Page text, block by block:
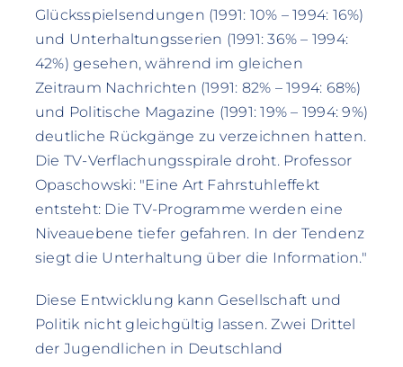
Glücksspielsendungen (1991: 10% – 1994: 16%)
und Unterhaltungsserien (1991: 36% – 1994:
42%) gesehen, während im gleichen
Zeitraum Nachrichten (1991: 82% – 1994: 68%)
und Politische Magazine (1991: 19% – 1994: 9%)
deutliche Rückgänge zu verzeichnen hatten.
Die TV-Verflachungsspirale droht. Professor
Opaschowski: "Eine Art Fahrstuhleffekt
entsteht: Die TV-Programme werden eine
Niveauebene tiefer gefahren. In der Tendenz
siegt die Unterhaltung über die Information."
Diese Entwicklung kann Gesellschaft und
Politik nicht gleichgültig lassen. Zwei Drittel
der Jugendlichen in Deutschland